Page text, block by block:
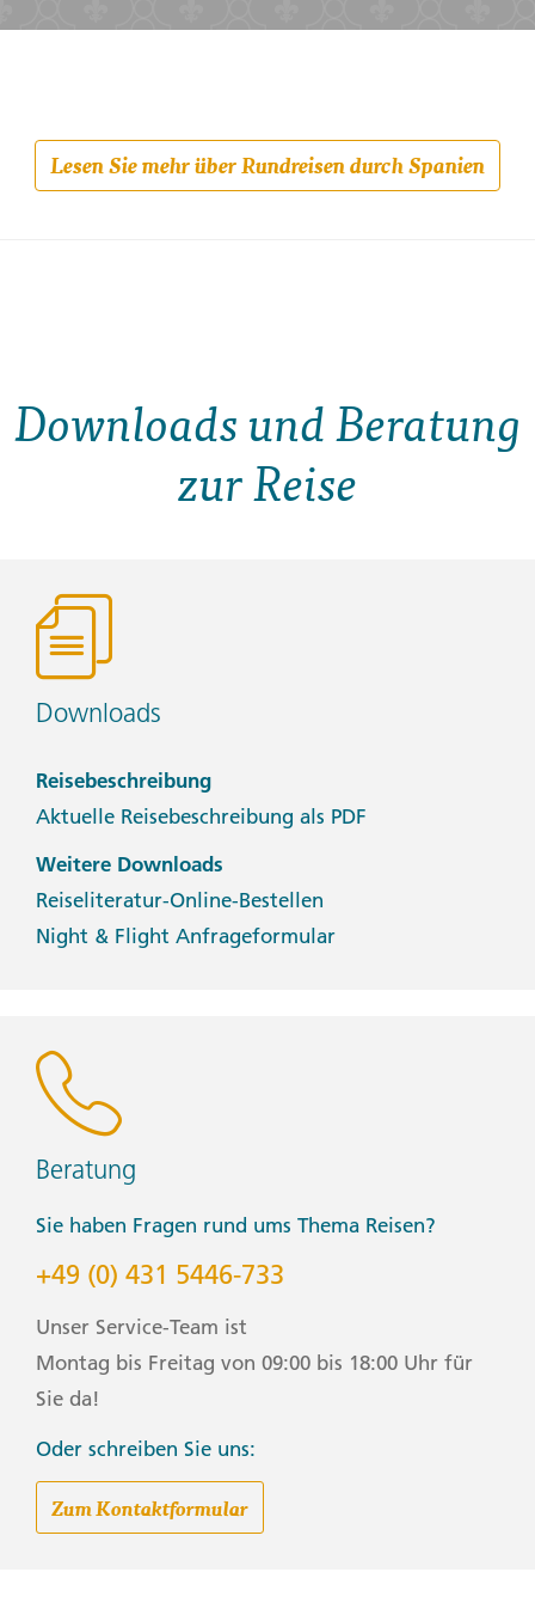
Lesen Sie mehr über Rundreisen durch Spanien
Downloads und Beratung
zur Reise
Downloads
Reisebeschreibung
Aktuelle Reisebeschreibung als PDF
Weitere Downloads
Reiseliteratur-Online-Bestellen
Night & Flight Anfrageformular
Beratung
Sie haben Fragen rund ums Thema Reisen?
+49 (0) 431 5446-733
Unser Service-Team ist
Montag bis Freitag von 09:00 bis 18:00 Uhr für
Sie da!
Oder schreiben Sie uns:
Zum Kontaktformular